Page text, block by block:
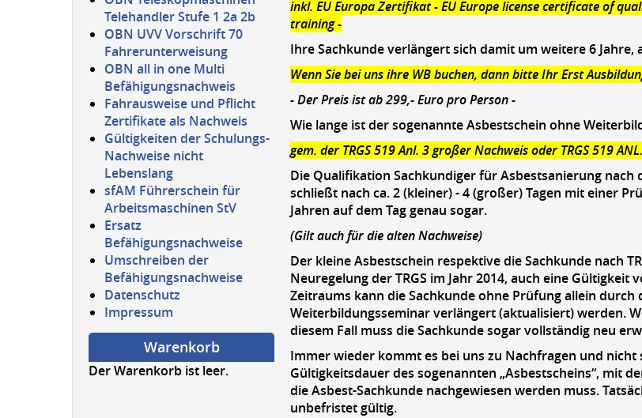
inkl. EU Europa Zertifikat - EU Europe license certificate of
training -
Ihre Sachkunde verlängert sich damit um weitere 6 Jahre,
Wenn Sie bei uns ihre WB buchen, dann bitte Ihr Erst
- Der Preis ist ab 299,- Euro pro Person -
Wie lange ist der sogenannte Asbestschein ohne
gem. der TRGS 519 Anl. 3 großer Nachweis oder TRGS 519
Die Qualifikation Sachkundiger für Asbestsanierung nach
schließt nach ca. 2 (kleiner) - 4 (großer) Tagen mit einer
Jahren auf dem Tag genau sogar.
(Gilt auch für die alten Nachweise)
Der kleine Asbestschein respektive die Sachkunde nach
Neuregelung der TRGS im Jahr 2014, auch eine
Zeitraums kann die Sachkunde ohne Prüfung allein
Weiterbildungsseminar verlängert (aktualisiert) werden.
diesem Fall muss die Sachkunde sogar vollständig neu
Immer wieder kommt es bei uns zu Nachfragen und
Gültigkeitsdauer des sogenannten „Asbestscheins“, mit
die Asbest-Sachkunde nachgewiesen werden muss.
unbefristet gültig.
Telehandler Stufe 1 2a 2b
OBN UVV Vorschrift 70
Fahrerunterweisung
OBN all in one Multi
Befähigungsnachweis
Fahrausweise und Pflicht
Zertifikate als Nachweis
Gültigkeiten der Schulungs-
Nachweise nicht
Lebenslang
sfAM Führerschein für
Arbeitsmaschinen StV
Ersatz
Befähigungsnachweise
Umschreiben der
Befähigungsnachweise
Datenschutz
Impressum
Warenkorb
Der Warenkorb ist leer.